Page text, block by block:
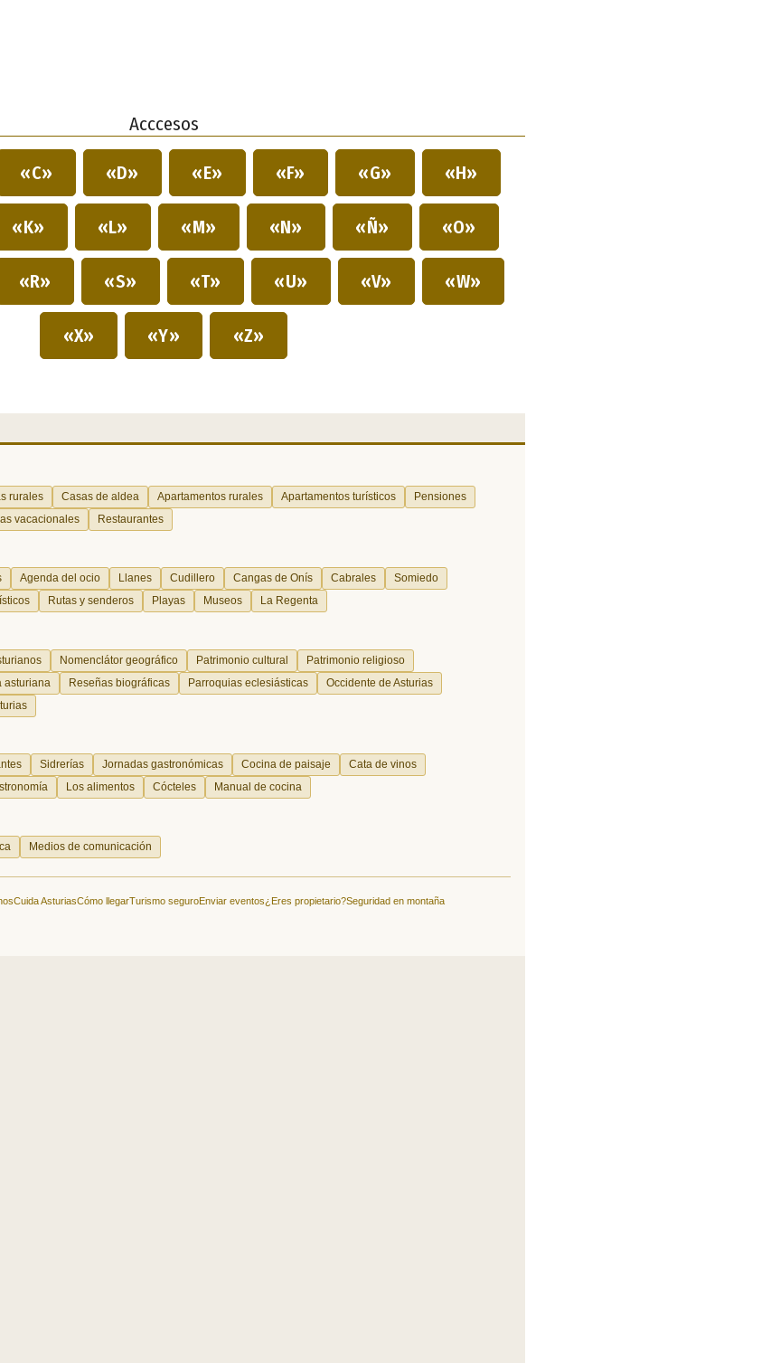
Acccesos
«C» «D» «E» «F» «G» «H»
«K» «L» «M» «N» «Ñ» «O»
«R» «S» «T» «U» «V» «W»
«X» «Y» «Z»